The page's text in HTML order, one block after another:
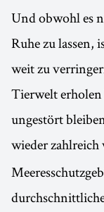
Und obwohl es
Ruhe zu lassen,
weit zu
Tierwelt
ungestört
wieder zahlreich